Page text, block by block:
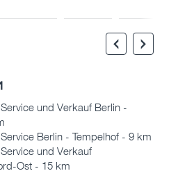
und Verkauf Berlin -
Berlin - Tempelhof - 9 km
und Verkauf
Ost - 15 km